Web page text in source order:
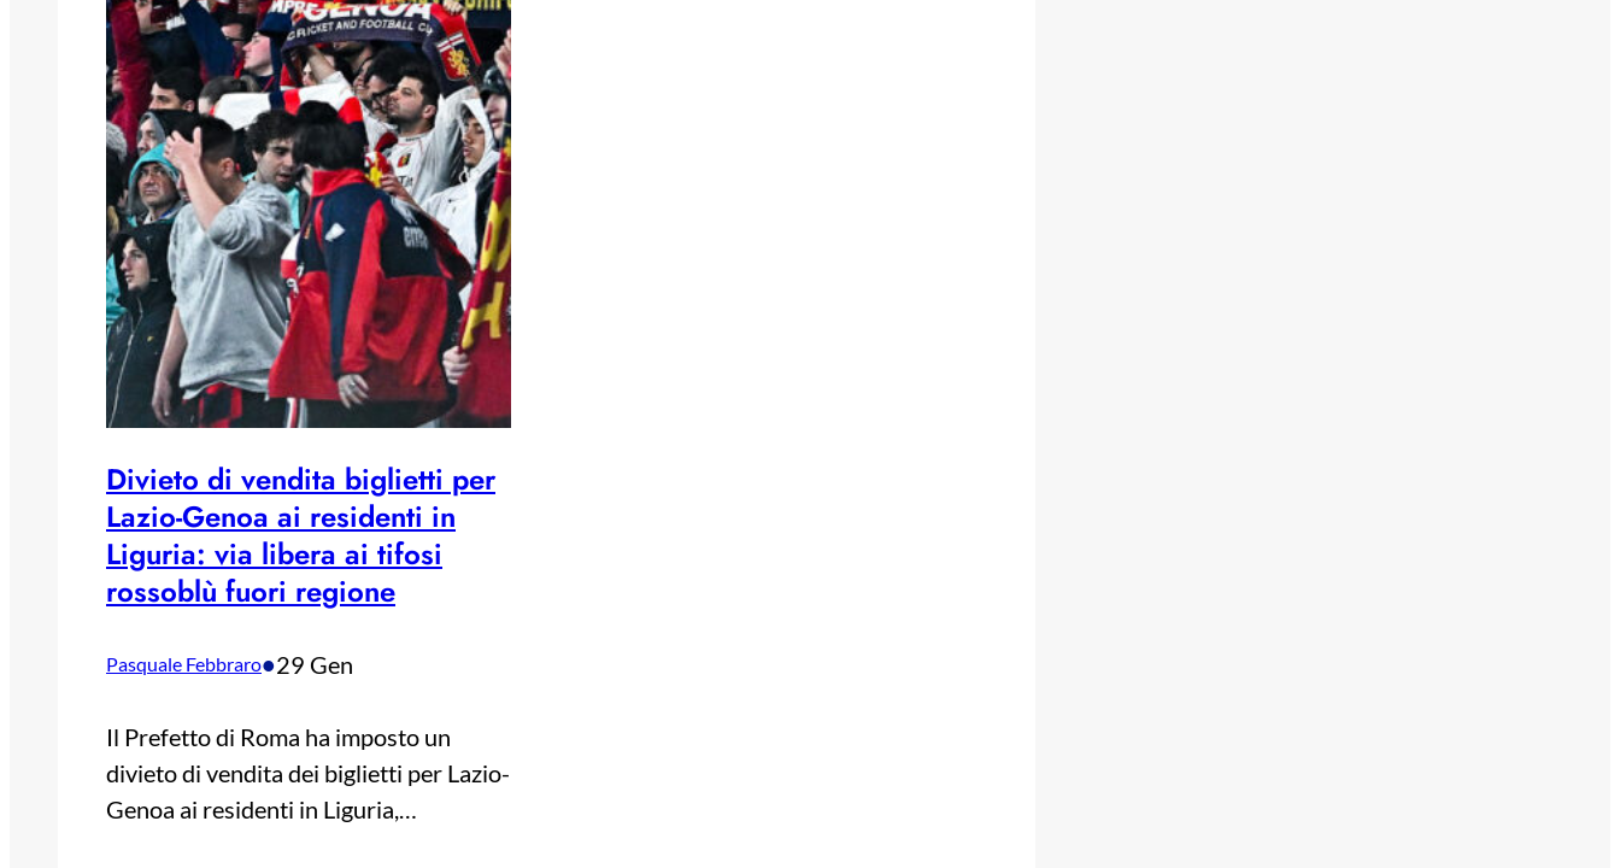
Divieto di vendita biglietti per
Lazio-Genoa ai residenti in
Liguria: via libera ai tifosi
rossoblù fuori regione
Pasquale Febbraro•29 Gen
Il Prefetto di Roma ha imposto un
divieto di vendita dei biglietti per Lazio-
Genoa ai residenti in Liguria,…